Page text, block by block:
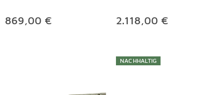
869,00 € 2.118,00 €
NACHHALTIG